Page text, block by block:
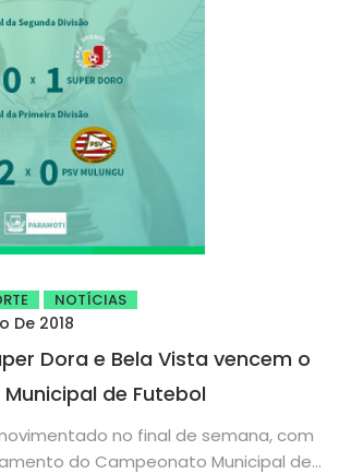
NOTÍCIAS
De 2018
Dora e Bela Vista vencem o
de Futebol
no final de semana, com
do Campeonato Municipal de